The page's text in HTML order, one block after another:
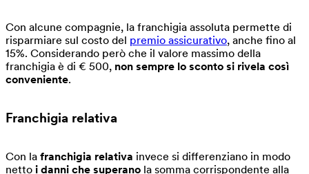
Con alcune compagnie, la franchigia assoluta permette di
risparmiare sul costo del premio assicurativo, anche fino al
15%. Considerando però che il valore massimo della
franchigia è di € 500, non sempre lo sconto si rivela così
conveniente.
Franchigia relativa
Con la franchigia relativa invece si differenziano in modo
netto i danni che superano la somma corrispondente alla